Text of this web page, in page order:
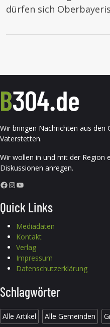
dürfen sich
Wir bringen Nachrichten aus den
Vaterstetten.
Wir wollen in und mit der Region
Diskussionen anregen.
Facebook InstagramYouTube
Quick Links
Mediadaten
Kontakt
Verlag
Impressum
Datenschutzerklärung
Schlagwörter
Alle Artikel Alle Gemeinden